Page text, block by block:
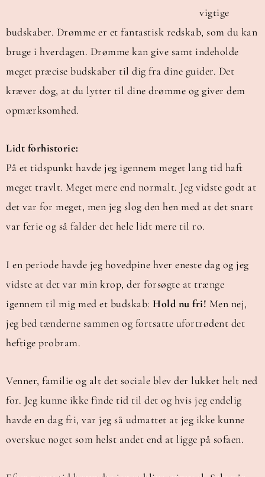
vigtige
budskaber. Drømme er et fantastisk redskab, som du kan
bruge i hverdagen. Drømme kan give samt indeholde
meget præcise budskaber til dig fra dine guider. Det
kræver dog, at du lytter til dine drømme og giver dem
opmærksomhed.
Lidt forhistorie:
På et tidspunkt havde jeg igennem meget lang tid haft
meget travlt. Meget mere end normalt. Jeg vidste godt at
det var for meget, men jeg slog den hen med at det snart
var ferie og så falder det hele lidt mere til ro.
I en periode havde jeg hovedpine hver eneste dag og jeg
vidste at det var min krop, der forsøgte at trænge
igennem til mig med et budskab: Hold nu fri! Men nej,
jeg bed tænderne sammen og fortsatte ufortrødent det
heftige probram.
Venner, familie og alt det sociale blev der lukket helt ned
for. Jeg kunne ikke finde tid til det og hvis jeg endelig
havde en dag fri, var jeg så udmattet at jeg ikke kunne
overskue noget som helst andet end at ligge på sofaen.